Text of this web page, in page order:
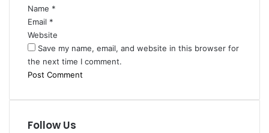
Name *
Email *
Website
Save my name, email, and website in this browser for
the next time I comment.
Follow Us